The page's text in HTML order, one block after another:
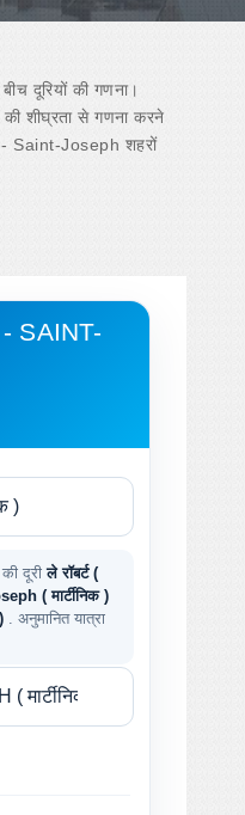
दूरियों की गणना।
की शीघ्रता से गणना करने
Saint-Joseph शहरों
- SAINT-
की दूरीले रॉबर्ट (
( मार्टीनिक )
. अनुमानित यात्रा